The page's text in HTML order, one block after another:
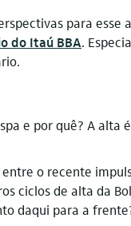
para esse
do Itaú BBA.
e por quê? A
o recente
ciclos de alta da
daqui para a